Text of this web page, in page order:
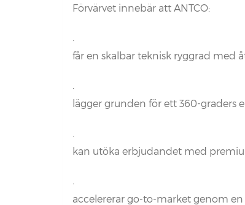
Förvärvet innebär att ANTCO:
·
får en skalbar teknisk ryggrad med
·
lägger grunden för ett 360-graders
·
kan utöka erbjudandet med
·
accelererar go-to-market genom